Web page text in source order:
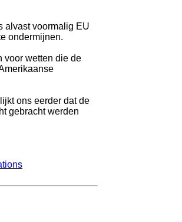
alvast voormalig EU
ondermijnen.
voor wetten die de
ons eerder dat de
gebracht werden